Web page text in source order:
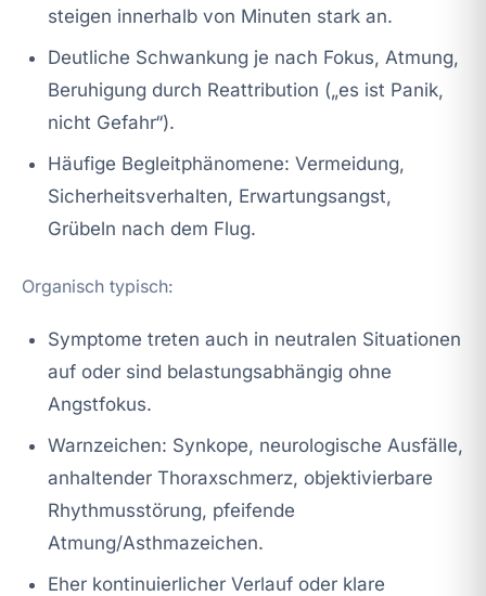
steigen innerhalb von Minuten stark an.
Deutliche Schwankung je nach Fokus, Atmung,
Beruhigung durch Reattribution („es ist Panik,
nicht Gefahr“).
Häufige Begleitphänomene: Vermeidung,
Sicherheitsverhalten, Erwartungsangst,
Grübeln nach dem Flug.
Organisch typisch:
Symptome treten auch in neutralen Situationen
auf oder sind belastungsabhängig ohne
Angstfokus.
Warnzeichen: Synkope, neurologische Ausfälle,
anhaltender Thoraxschmerz, objektivierbare
Rhythmusstörung, pfeifende
Atmung/Asthmazeichen.
Eher kontinuierlicher Verlauf oder klare